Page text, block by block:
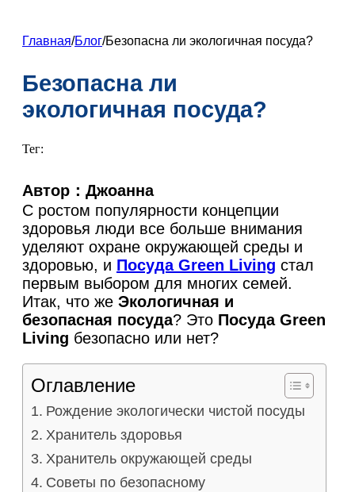
FR
ES
PT
KO
Главная/Блог/Безопасна ли экологичная посуда?
Безопасна ли
экологичная посуда?
Тег:
Автор：Джоанна
С ростом популярности концепции
здоровья люди все больше внимания
уделяют охране окружающей среды и
здоровью, и Посуда Green Living стал
первым выбором для многих семей.
Итак, что же Экологичная и
безопасная посуда? Это Посуда Green
Living безопасно или нет?
Оглавление
Рождение экологически чистой посуды
Хранитель здоровья
Хранитель окружающей среды
Советы по безопасному